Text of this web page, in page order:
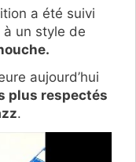
a été suivi
un style de
aujourd’hui
plus respectés
.